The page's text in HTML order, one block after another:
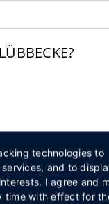
technologies to
and to
I agree and
time with effect for